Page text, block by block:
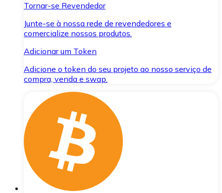
Tornar-se Revendedor
Junte-se à nossa rede de revendedores e
comercialize nossos produtos.
Adicionar um Token
Adicione o token do seu projeto ao nosso serviço de
compra, venda e swap.